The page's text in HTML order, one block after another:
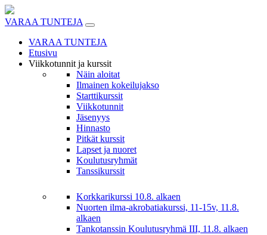
Skip
to
VARAA TUNTEJA
VARAA TUNTEJA
Etusivu
Viikkotunnit ja kurssit
Näin aloitat
Ilmainen kokeilujakso
Starttikurssit
Viikkotunnit
Jäsenyys
Hinnasto
Pitkät kurssit
Lapset ja nuoret
Koulutusryhmät
Tanssikurssit
Korkkarikurssi 10.8. alkaen
Nuorten ilma-akrobatiakurssi, 11-15v, 11.8.
alkaen
Tankotanssin Koulutusryhmä III, 11.8. alkaen